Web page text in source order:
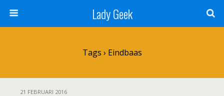
Lady Geek
Tags › Eindbaas
21 FEBRUARI 2016